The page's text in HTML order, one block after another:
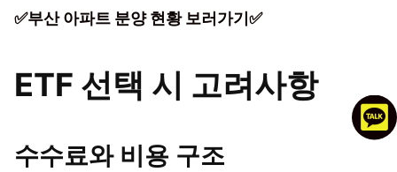
✅부산 아파트 분양 현황 보러가기✅
ETF 선택 시 고려사항
수수료와 비용 구조